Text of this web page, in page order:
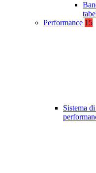
Performance 15
Sistema